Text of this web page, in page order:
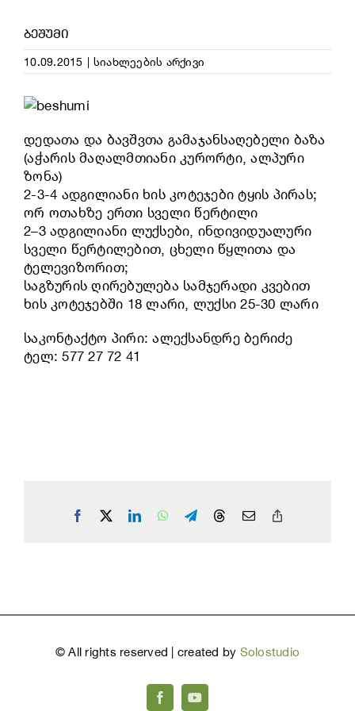
ᲑᲔᲨᲣᲛᲘ
10.09.2015 | სიახლეების არქივი
დედათა და ბავშვთა გამაჯანსაღებელი ბაზა
(აჭარის მაღალმთიანი კურორტი, ალპური
ზონა)
2-3-4 ადგილიანი ხის კოტეჯები ტყის პირას;
ორ ოთახზე ერთი სველი წერტილი
2–3 ადგილიანი ლუქსები, ინდივიდუალური
სველი წერტილებით, ცხელი წყლითა და
ტელევიზორით;
საგზურის ღირებულება სამჯერადი კვებით
ხის კოტეჯებში 18 ლარი, ლუქსი 25-30 ლარი
საკონტაქტო პირი: ალექსანდრე ბერიძე
ტელ: 577 27 72 41
Facebook LinkedInWhatsApp
TelegramThreadsEmail
©All rights reserved | created by Solostudio
FacebookYouTube